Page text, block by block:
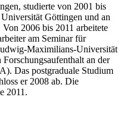
studierte von 2001 bis
Göttingen und an
2006 bis 2011 arbeitete
am Seminar für
Maximilians-Universität
an der
Das postgraduale Studium
er 2008 ab. Die
2011.